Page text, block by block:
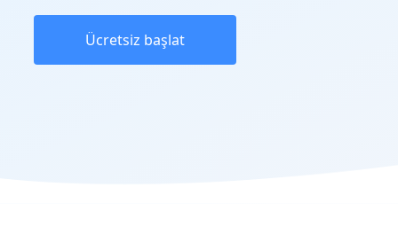
Ücretsiz başlat